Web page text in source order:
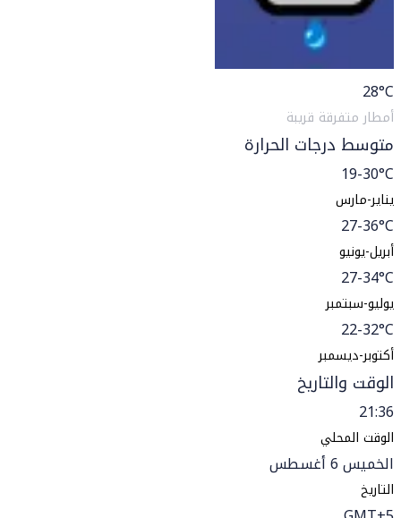
28°C
أمطار متفرقة قريبة
متوسط درجات الحرارة
19-30°C
يناير-مارس
27-36°C
أبريل-يونيو
27-34°C
يوليو-سبتمبر
22-32°C
أكتوبر-ديسمبر
الوقت والتاريخ
21:36
الوقت المحلي
الخميس 6 أغسطس
التاريخ